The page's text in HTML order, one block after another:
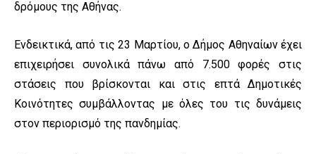
δρόμους της Αθήνας.
Ενδεικτικά, από τις 23 Μαρτίου, ο Δήμος Αθηναίων έχει
επιχειρήσει συνολικά πάνω από 7.500 φορές στις
στάσεις που βρίσκονται και στις επτά Δημοτικές
Κοινότητες συμβάλλοντας με όλες του τις δυνάμεις
στον περιορισμό της πανδημίας.